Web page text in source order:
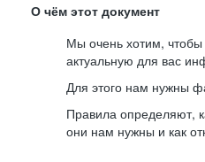
О чём этот документ
Мы очень хотим, чтобы
актуальную для вас
Для этого нам нужны
Правила определяют,
они нам нужны и как